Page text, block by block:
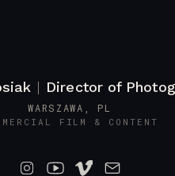
| Director of
WARSZAWA, PL
FILM & CONTENT